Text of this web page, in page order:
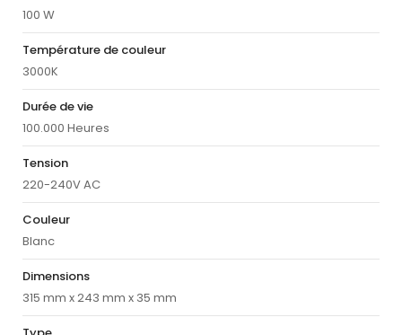
100 W
Température de couleur
3000K
Durée de vie
100.000 Heures
Tension
220-240V AC
Couleur
Blanc
Dimensions
315 mm x 243 mm x 35 mm